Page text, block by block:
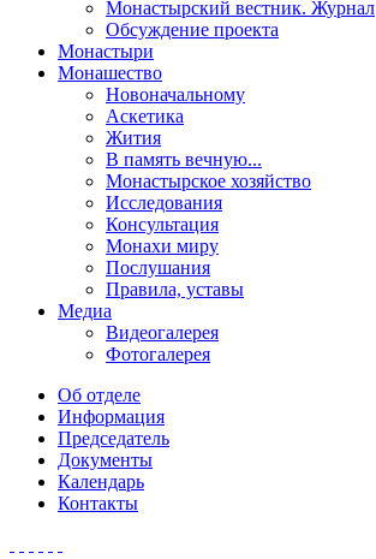
Монастырский вестник. Журнал
Обсуждение проекта
Монастыри
Монашество
Новоначальному
Аскетика
Жития
В память вечную...
Монастырское хозяйство
Исследования
Консультация
Монахи миру
Послушания
Правила, уставы
Медиа
Видеогалерея
Фотогалерея
Об отделе
Информация
Председатель
Документы
Календарь
Контакты